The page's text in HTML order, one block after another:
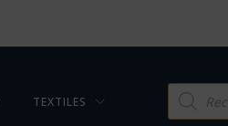
TEXTILES
Recherche